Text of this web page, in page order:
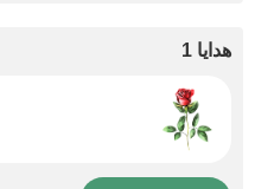
هدايا 1